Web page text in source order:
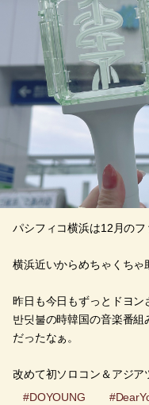
パシフィコ横浜は12月のフ
横浜近いからめちゃくちゃ
昨日も今日もずっとドヨン
반딧불の時韓国の音楽番
だったなぁ。
改めて初ソロコン＆アジア
#DOYOUNG